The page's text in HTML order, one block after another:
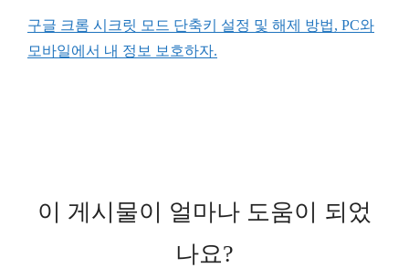
구글 크롬 시크릿 모드 단축키 설정 및 해제 방법, PC와
모바일에서 내 정보 보호하자.
이 게시물이 얼마나 도움이 되었
나요?